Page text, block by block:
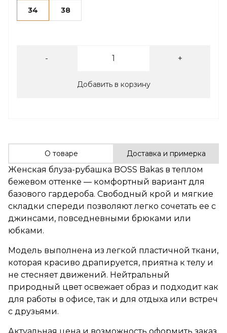
34 38
- +
Добавить в корзину
О товаре Доставка и примерка
Женская блуза-рубашка BOSS Bakas в теплом
бежевом оттенке — комфортный вариант для
базового гардероба. Свободный крой и мягкие
складки спереди позволяют легко сочетать ее с
джинсами, повседневными брюками или
юбками.
Модель выполнена из легкой пластичной ткани,
которая красиво драпируется, приятна к телу и
не стесняет движений. Нейтральный
природный цвет освежает образ и подходит как
для работы в офисе, так и для отдыха или встреч
с друзьями.